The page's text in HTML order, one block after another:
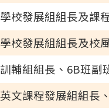
學校發展組組長及課
學校發展組組長及校
訓輔組組長、6B班副
英文課程發展組組長